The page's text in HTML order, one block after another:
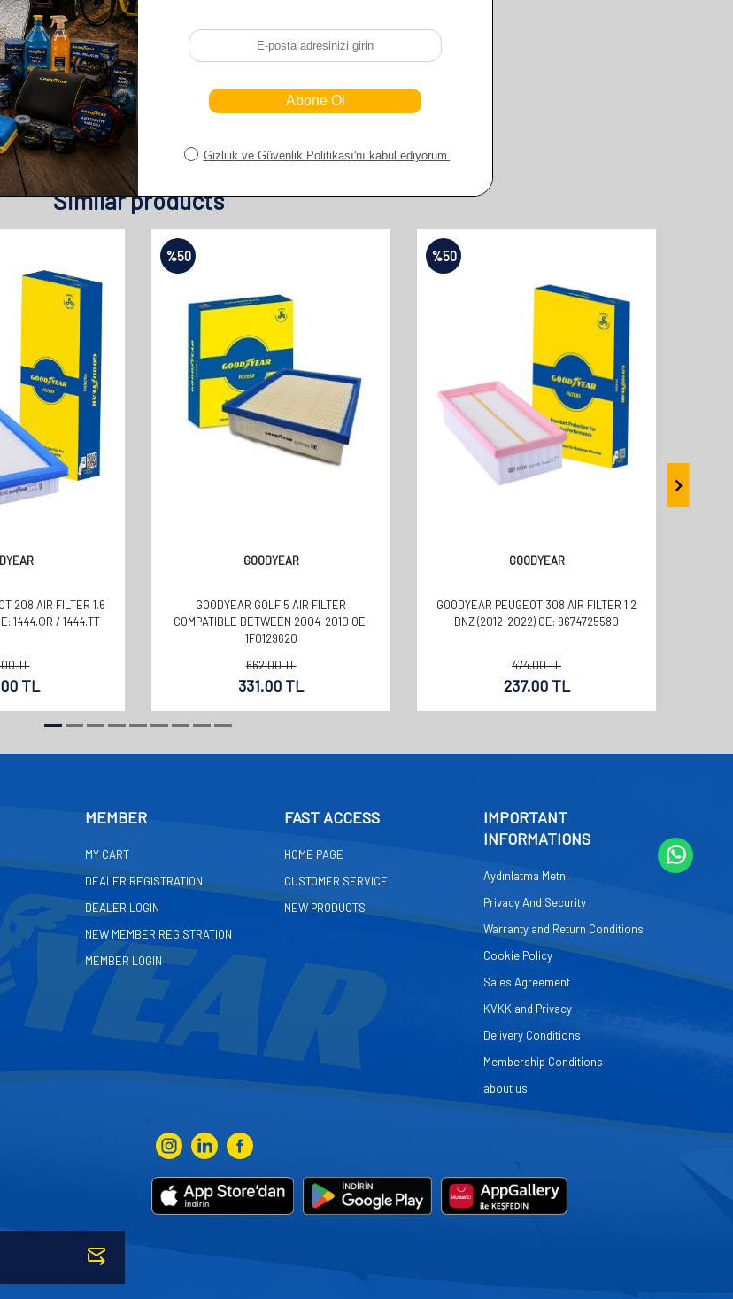
Similar products
208 AIR FILTER 1.6
1444.QR / 1444.TT
TL
TL
%50
GOODYEAR
GOODYEAR GOLF 5 AIR FILTER
COMPATIBLE BETWEEN 2004-2010 OE:
1F0129620
662.00TL
331.00 TL
%50
GOODYEAR
GOODYEAR PEUGEOT 308 AIR FILTER 1.2
BNZ (2012-2022) OE: 9674725580
474.00TL
237.00TL
MEMBER
MY CART
DEALER REGISTRATION
DEALER LOGIN
NEW MEMBER REGISTRATION
MEMBER LOGIN
FAST ACCESS
HOME PAGE
CUSTOMER SERVICE
NEW PRODUCTS
IMPORTANT
INFORMATIONS
Aydınlatma Metni
Privacy And Security
Warranty and Return Conditions
Cookie Policy
Sales Agreement
KVKK and Privacy
Delivery Conditions
Membership Conditions
about us